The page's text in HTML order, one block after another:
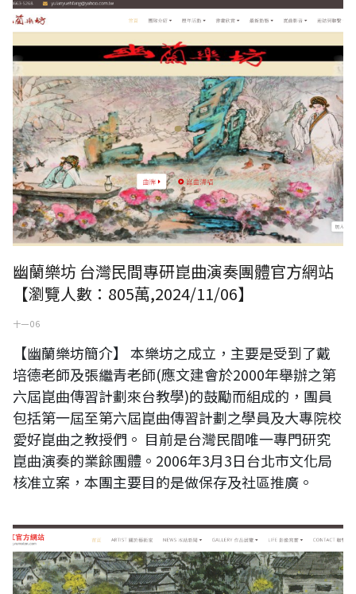
幽蘭樂坊 台灣民間專研崑曲演奏團體官方網站
幽蘭樂坊 台灣民間專研崑曲演奏團體官方網站
【瀏覽人數：805萬,2024/11/06】
十一 06
【幽蘭樂坊簡介】 本樂坊之成立，主要是受到了戴
培德老師及張繼青老師(應文建會於2000年舉辦之第
六屆崑曲傳習計劃來台教學)的鼓勵而組成的，團員
包括第一屆至第六屆崑曲傳習計劃之學員及大專院校
愛好崑曲之教授們。 目前是台灣民間唯一專門研究
崑曲演奏的業餘團體。2006年3月3日台北市文化局
核准立案，本團主要目的是做保存及社區推廣。
楊靜江官方網站 楊靜江書畫院